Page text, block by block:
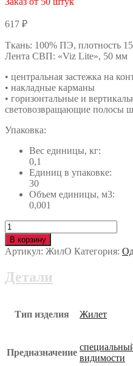
617 ₽
Ткань: 100% ПЭ, плотность
Лента СВП: «Viz Lite», 50 мм
• центральная застежка на
• накладные карманы
• горизонтальные и
световозвращающие полосы
Упаковка:
Вес единицы, кг:
0,1
Единиц в упаковке:
30
Объем единицы, м3:
0,001
Количество
Жилет
ПРОЖЕКТОР
ЖилО
В корзину
Артикул: ЖилО Категория:
Детали
Тип изделия Жилет
Предназначение
видимости